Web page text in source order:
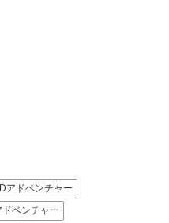
アドベンチャー
ベンチャー